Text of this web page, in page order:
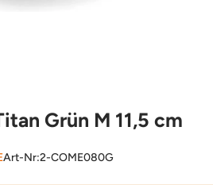
Grün M 11,5 cm
Art-Nr:2-COME080G